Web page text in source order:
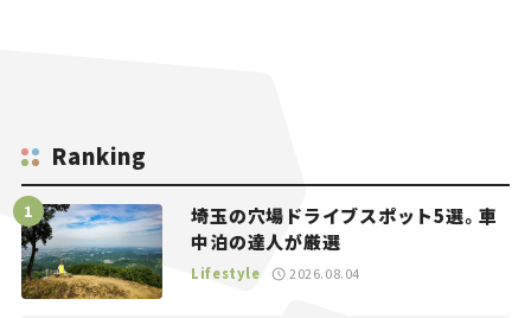
Ranking
埼玉の穴場ドライブスポット5選。車
中泊の達人が厳選
Lifestyle 2026.08.04